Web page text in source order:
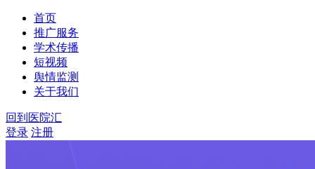
首页
推广服务
学术传播
短视频
舆情监测
关于我们
回到医院汇
登录 注册